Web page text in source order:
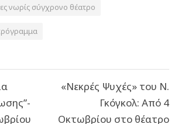
νωρίς σύγχρονο θέατρο
«Νεκρές Ψυχές» του Ν.
Γκόγκολ: Από 4
Οκτωβρίου στο θέατρο